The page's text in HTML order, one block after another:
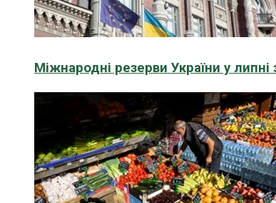
Міжнародні резерви України у